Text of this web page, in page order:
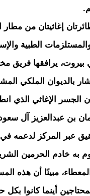
الطبية
بيروت، يرافقها فريق
بالديوان الملكي
الإغاثي الذي
بن عبدالعزيز آل
عبر المركز لدعمه
به خادم الحرمين
مبينًا أن هذه
أينما كانوا